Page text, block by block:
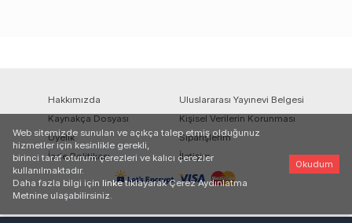
Hakkımızda
Uluslararası Yayınevi Belgesi
Kaynakça Dosyası
Kişisel Verilerin Korunması
Üyelik
Siparişlerim
İade Politikası
İletişim
Web sitemizde sunulan ve açıkça talep etmiş olduğunuz
hizmetler için kesinlikle gerekli,
birinci taraf oturum çerezleri ve kalıcı çerezler
kullanılmaktadır.
Daha fazla bilgi için linke tıklayarak Çerez Aydınlatma
Metnine ulaşabilirsiniz.
Okudum